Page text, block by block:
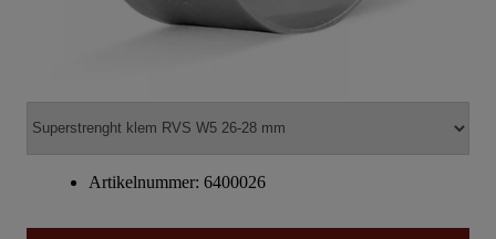
Artikelnummer: 6400026